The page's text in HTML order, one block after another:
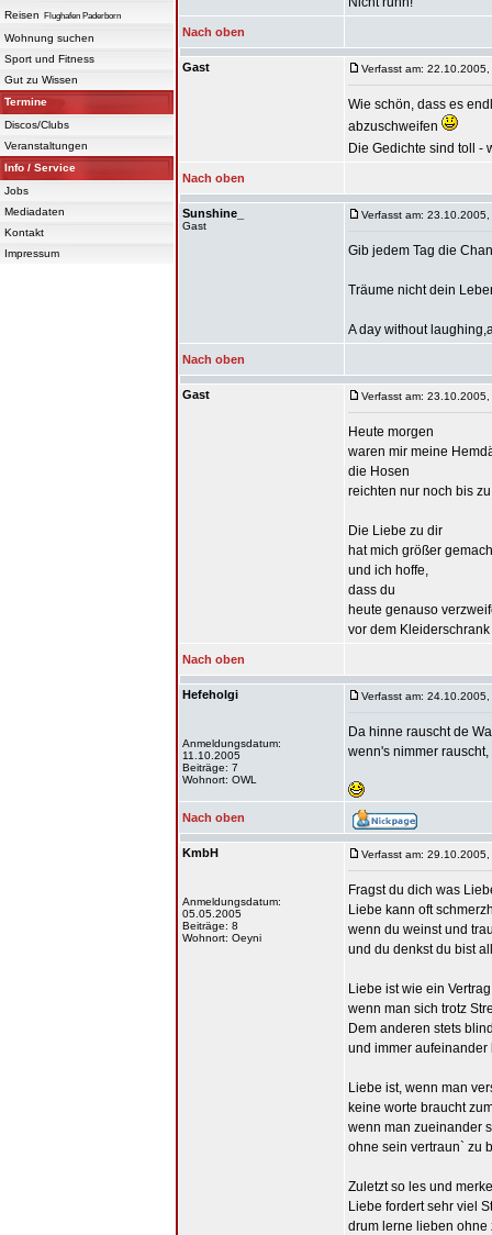
Reisen Flughafen Paderborn
Wohnung suchen
Sport und Fitness
Gut zu Wissen
Termine
Discos/Clubs
Veranstaltungen
Info / Service
Jobs
Mediadaten
Kontakt
Impressum
Nach oben
Gast Verfasst am:
Wie schön, dass es
abzuschweifen
Die Gedichte sind toll -
Nach oben
Sunshine_
Gast
Verfasst am:
Gib jedem Tag die
Träume nicht dein
A day without
Nach oben
Gast Verfasst am:
Heute morgen
waren mir meine
die Hosen
reichten nur noch bis
Die Liebe zu dir
hat mich größer
und ich hoffe,
dass du
heute genauso
vor dem Kleiderschrank
Nach oben
Hefeholgi
Anmeldungsdatum:
11.10.2005
Beiträge: 7
Wohnort: OWL
Verfasst am:
Da hinne rauscht de
wenn's nimmer rauscht,
Nach oben
KmbH
Anmeldungsdatum:
05.05.2005
Beiträge: 8
Wohnort: Oeyni
Verfasst am:
Fragst du dich was
Liebe kann oft
wenn du weinst und
und du denkst du bist
Liebe ist wie ein
wenn man sich trotz
Dem anderen stets
und immer aufeinander
Liebe ist, wenn man
keine worte braucht
wenn man zueinander
ohne sein vertraun` zu
Zuletzt so les und
Liebe fordert sehr viel
drum lerne lieben ohne